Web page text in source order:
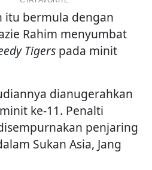
itu bermula dengan
Rahim menyumbat
Tigers pada minit
dianugerahkan
ke-11. Penalti
penjaring
Sukan Asia, Jang